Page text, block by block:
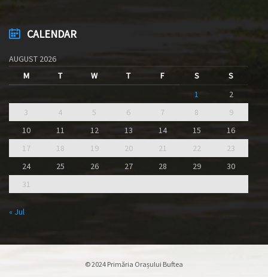
CALENDAR
AUGUST 2026
M
T W T F S
S
1
2
3
4 5 6 7 8
9
10
11 12 13 14 15
16
17
18 19 20 21 22
23
24
25 26 27 28 29
30
31
« Jul
© 2024 Primăria Orașului Buftea